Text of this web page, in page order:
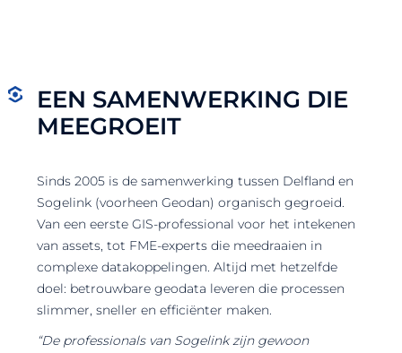
EEN SAMENWERKING DIE
MEEGROEIT
Sinds 2005 is de samenwerking tussen Delfland en
Sogelink (voorheen Geodan) organisch gegroeid.
Van een eerste GIS-professional voor het intekenen
van assets, tot FME-experts die meedraaien in
complexe datakoppelingen. Altijd met hetzelfde
doel: betrouwbare geodata leveren die processen
slimmer, sneller en efficiënter maken.
“De professionals van Sogelink zijn gewoon